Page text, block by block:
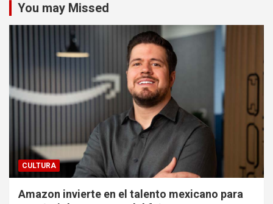
You may Missed
CULTURA
Amazon invierte en el talento mexicano para